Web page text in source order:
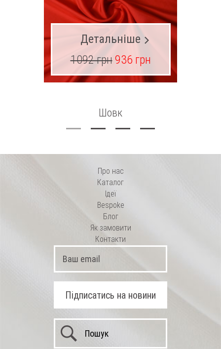
Шовк
Детальніше
1092 грн936 грн
Про нас
Каталог
Ідеї
Bespoke
Блог
Як замовити
Контакти